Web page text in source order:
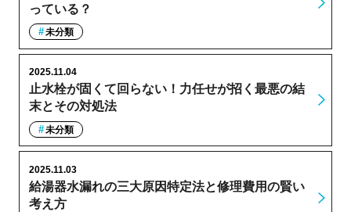
っている？
未分類
止水栓が固くて回らない！力任せが招く最悪の結
末とその対処法
2025.11.04
未分類
給湯器水漏れの三大原因特定法と修理費用の賢い
考え方
2025.11.03